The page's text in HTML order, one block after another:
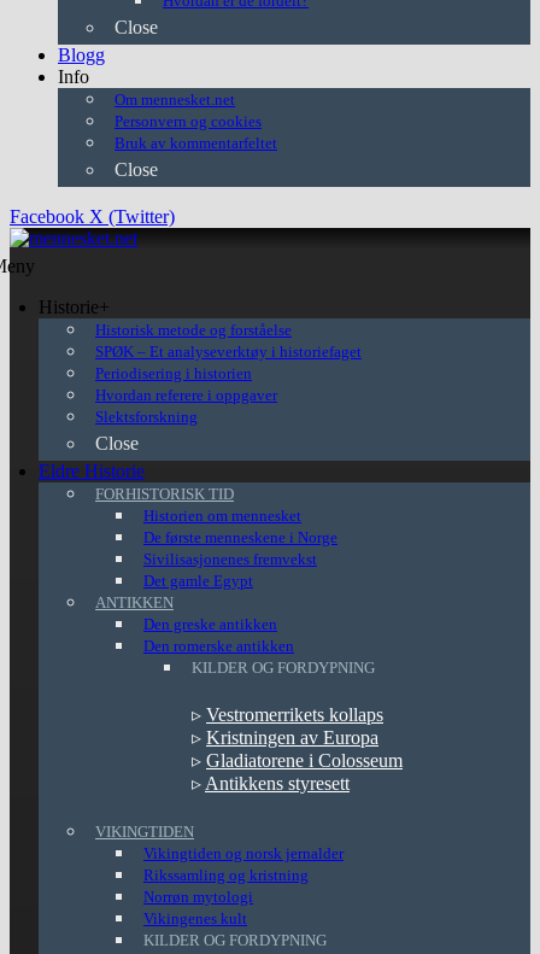
Close
Blogg
Info
Om mennesket.net
Personvern og cookies
Bruk av kommentarfeltet
Close
Facebook X (Twitter)
Historie+
Historisk metode og forståelse
SPØK – Et analyseverktøy i historiefaget
Periodisering i historien
Hvordan referere i oppgaver
Slektsforskning
Close
Eldre Historie
FORHISTORISK TID
Historien om mennesket
De første menneskene i Norge
Sivilisasjonenes fremvekst
Det gamle Egypt
ANTIKKEN
Den greske antikken
Den romerske antikken
KILDER OG FORDYPNING
▹ Vestromerrikets kollaps
▹ Kristningen av Europa
▹ Gladiatorene i Colosseum
▹ Antikkens styresett
VIKINGTIDEN
Vikingtiden og norsk jernalder
Rikssamling og kristning
Norrøn mytologi
Vikingenes kult
KILDER OG FORDYPNING